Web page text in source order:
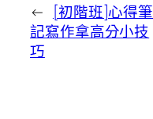
← [初階班]心得筆
記寫作拿高分小技
巧